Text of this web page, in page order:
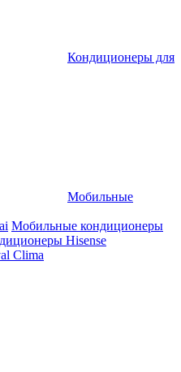
Кондиционеры для
Мобильные
Мобильные кондиционеры
Hisense
Clima